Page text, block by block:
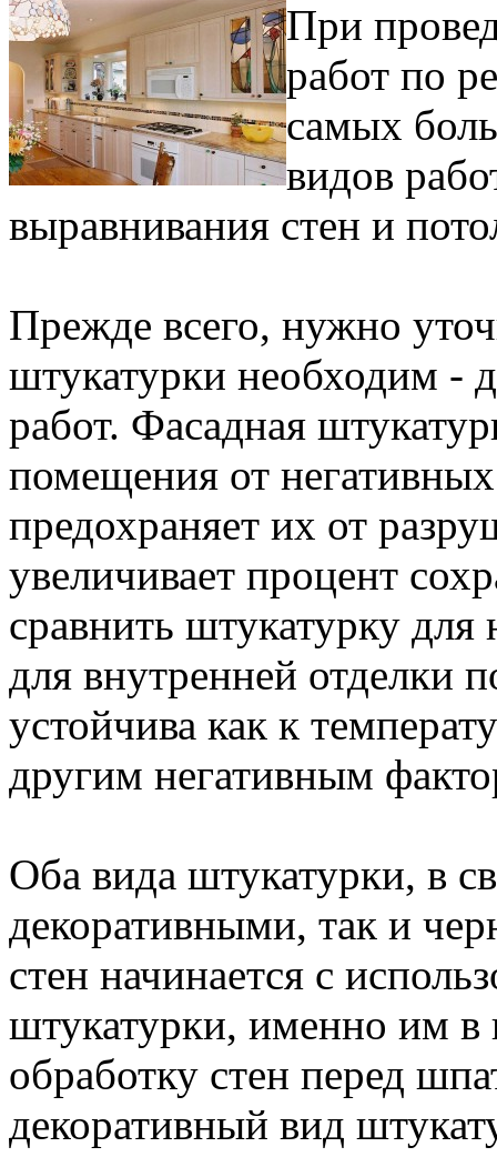
При
работ по
самых
видов
выравнивания стен и
Прежде всего, нужно
штукатурки необходим -
работ. Фасадная
помещения от
предохраняет их от
увеличивает процент
сравнить штукатурку
для внутренней отделки
устойчива как к
другим негативным
Оба вида штукатурки, в
декоративными, так и
стен начинается с
штукатурки, именно им в
обработку стен перед
декоративный вид